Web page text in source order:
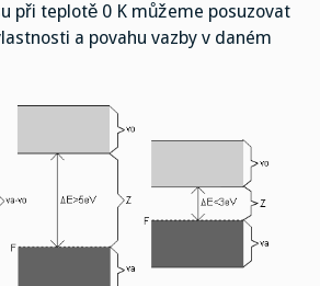
při teplotě 0 K můžeme posuzovat
a povahu vazby v daném